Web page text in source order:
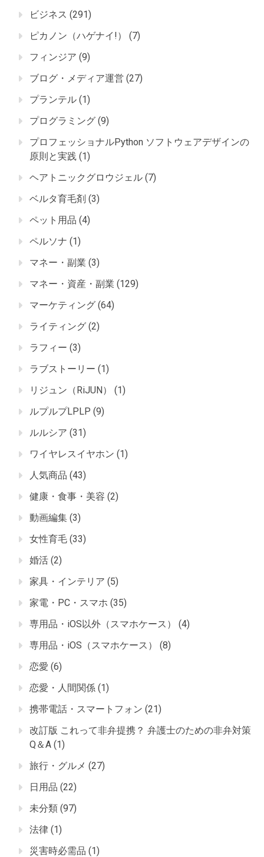
ビジネス (291)
ピカノン（ハゲナイ!）
(7)
フィンジア (9)
ブログ・メディア運営 (27)
プランテル (1)
プログラミング (9)
プロフェッショナルPython ソフトウェアデザインの
原則と実践 (1)
ヘアトニックグロウジェル (7)
ベルタ育毛剤 (3)
ペット用品 (4)
ペルソナ (1)
マネー・副業 (3)
マネー・資産・副業 (129)
マーケティング (64)
ライティング (2)
ラフィー (3)
ラブストーリー (1)
リジュン（RiJUN）
(1)
ルプルプLPLP (9)
ルルシア (31)
ワイヤレスイヤホン (1)
人気商品 (43)
健康・食事・美容 (2)
動画編集 (3)
女性育毛 (33)
婚活 (2)
家具・インテリア (5)
家電・PC・スマホ (35)
専用品・iOS以外（スマホケース）
(4)
専用品・iOS（スマホケース）
(8)
恋愛 (6)
恋愛・人間関係 (1)
携帯電話・スマートフォン (21)
改訂版 これって非弁提携？ 弁護士のための非弁対策
Q＆A (1)
旅行・グルメ (27)
日用品 (22)
未分類 (97)
法律 (1)
災害時必需品 (1)